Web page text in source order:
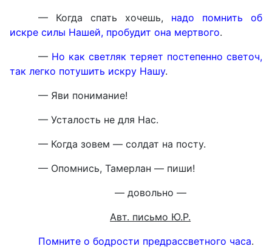
— Когда спать хочешь, надо помнить об
искре силы Нашей, пробудит она мертвого.
— Но как светляк теряет постепенно светоч,
так легко потушить искру Нашу.
— Яви понимание!
— Усталость не для Нас.
— Когда зовем — солдат на посту.
— Опомнись, Тамерлан — пиши!
— довольно —
Авт. письмо Ю.Р.
Помните о бодрости предрассветного часа.